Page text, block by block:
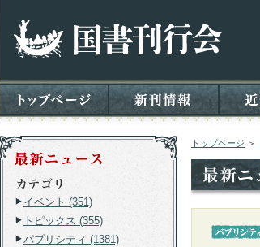
トップページ ＞
イベント (351)
トピックス (355)
パブリシティ (1381)